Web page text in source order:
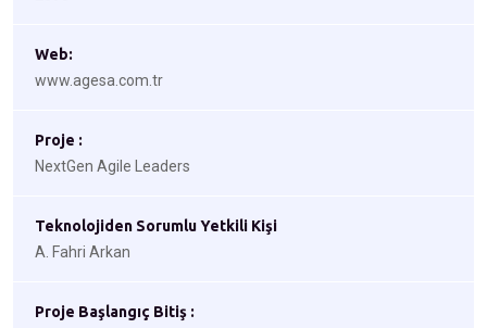
Web:
www.agesa.com.tr
Proje :
NextGen Agile Leaders
Teknolojiden Sorumlu Yetkili Kişi
A. Fahri Arkan
Proje Başlangıç Bitiş :